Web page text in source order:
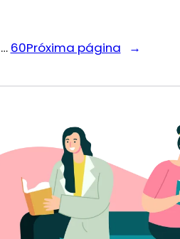
… 60Próxima página →